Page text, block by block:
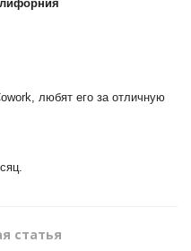
любят его за отличную
статья